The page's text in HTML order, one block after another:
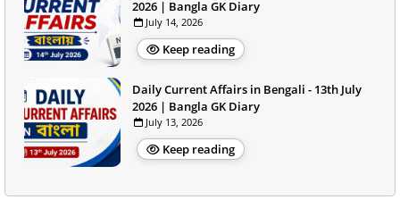
2026 | Bangla GK Diary
July 14, 2026
Keep reading
Daily Current Affairs in Bengali - 13th July
2026 | Bangla GK Diary
July 13, 2026
Keep reading